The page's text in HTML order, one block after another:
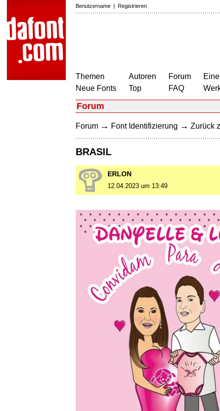
Benutzername | Registrieren
Themen
Neue Fonts
Autoren
Top
Forum
FAQ
Forum
Forum → Font Identifizierung → Zurück
BRASIL
ERLON
12.04.2023 um 13:49